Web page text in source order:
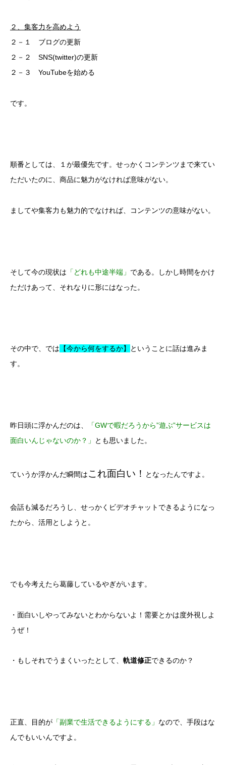
２、集客力を高めよう
２－１ ブログの更新
２－２ SNS(twitter)の更新
２－３ YouTubeを始める
です。
順番としては、１が最優先です。せっかくコンテンツまで来てい
ただいたのに、商品に魅力がなければ意味がない。
ましてや集客力も魅力的でなければ、コンテンツの意味がない。
そして今の現状は 「どれも中途半端」 である。しかし時間をかけ
ただけあって、それなりに形にはなった。
その中で、では 【今から何をするか】
ということに話は進みま
す。
昨日頭に浮かんだのは、
「GWで暇だろうから”遊ぶ”サービスは
面白いんじゃないのか？」
とも思いました。
ていうか浮かんだ瞬間はこれ面白い！ となったんですよ。
会話も減るだろうし、せっかくビデオチャットできるようになっ
たから、活用としようと。
でも今考えたら葛藤しているやぎがいます。
・面白いしやってみないとわからないよ！需要とかは度外視しよ
うぜ！
・もしそれでうまくいったとして、 軌道修正できるのか？
正直、目的が 「副業で生活できるようにする」 なので、手段はな
んでもいいんですよ。